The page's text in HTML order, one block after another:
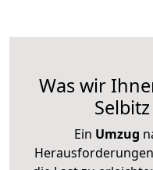
Was wir
Ein Umzug